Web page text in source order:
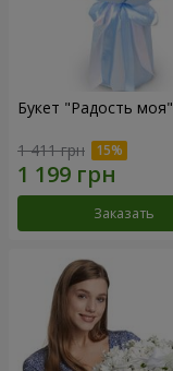
Букет "Радость моя"
1 411 грн
Заказать